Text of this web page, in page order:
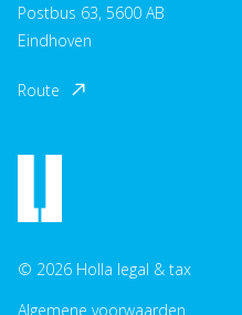
Postbus 63, 5600 AB
Eindhoven
Route
© 2026 Holla legal & tax
Algemene voorwaarden